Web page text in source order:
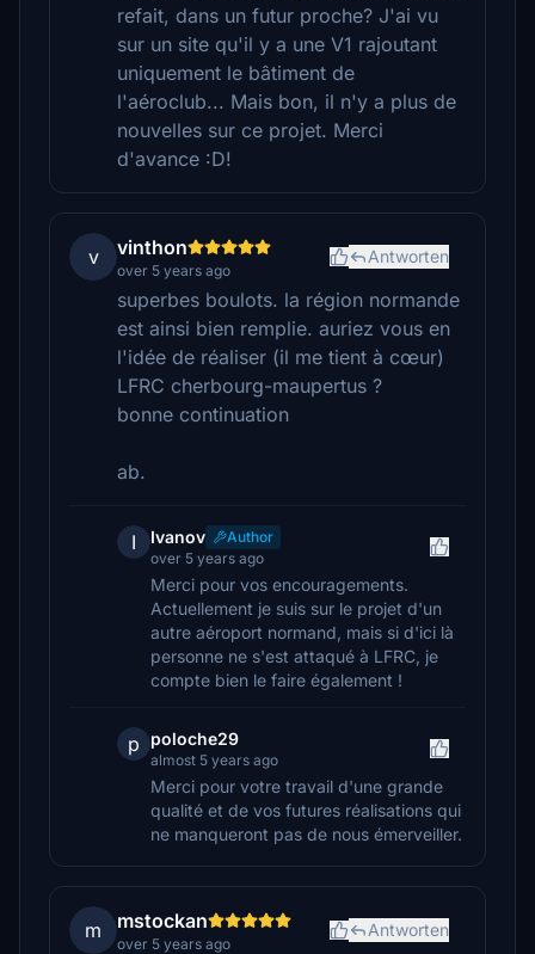
refait, dans un futur proche? J'ai vu
sur un site qu'il y a une V1 rajoutant
uniquement le bâtiment de
l'aéroclub... Mais bon, il n'y a plus de
nouvelles sur ce projet. Merci
d'avance :D!
v vinthon
over 5 years ago
Antworten
superbes boulots. la région normande
est ainsi bien remplie. auriez vous en
l'idée de réaliser (il me tient à cœur)
LFRC cherbourg-maupertus ?
bonne continuation
ab.
I Ivanov
Author
over 5 years ago
Merci pour vos encouragements.
Actuellement je suis sur le projet d'un
autre aéroport normand, mais si d'ici là
personne ne s'est attaqué à LFRC, je
compte bien le faire également !
p poloche29
almost 5 years ago
Merci pour votre travail d'une grande
qualité et de vos futures réalisations qui
ne manqueront pas de nous émerveiller.
m mstockan
over 5 years ago
Antworten